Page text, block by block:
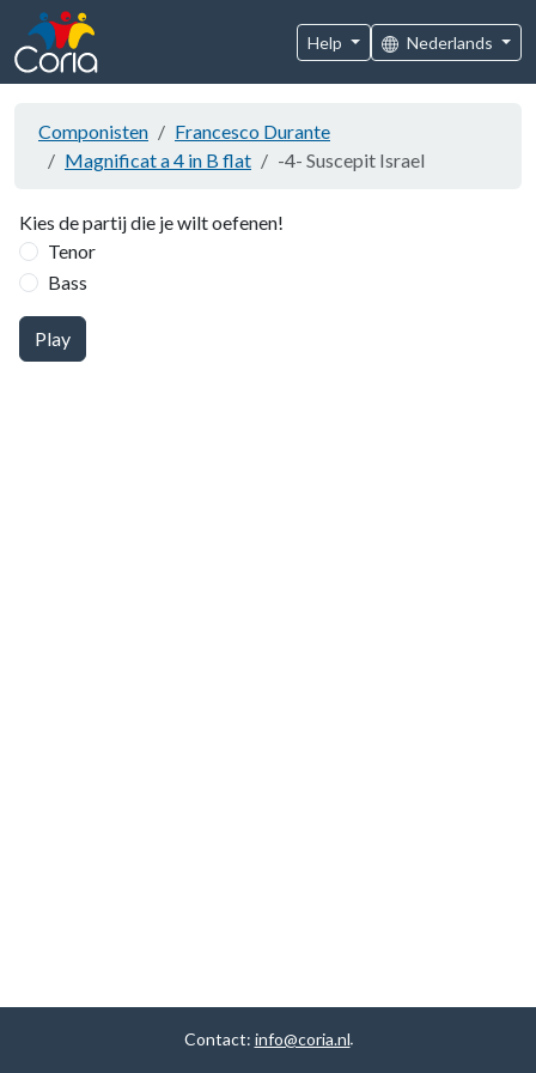
Help Nederlands
Componisten
Francesco Durante
Magnificat a 4 in B flat
-4- Suscepit Israel
Kies de partij die je wilt oefenen!
Tenor
Bass
Play
Contact: info@coria.nl.